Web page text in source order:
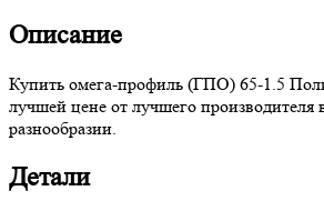
Описание
Купить омега-профиль (ГПО) 65-1.5
лучшей цене от лучшего производителя
разнообразии.
Детали